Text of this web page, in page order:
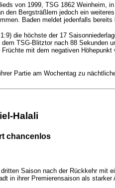
von 1999, TSG 1862 Weinheim,
Bergsträßlern jedoch ein
Baden meldet jedenfalls bereits
die höchste der 17
TSG-Blitztor nach 88 Sekunden
mit dem negativen
Partie am Wochentag zu
Halali
chancenlos
Saison nach der Rückkehr mit
in ihrer Premierensaison als